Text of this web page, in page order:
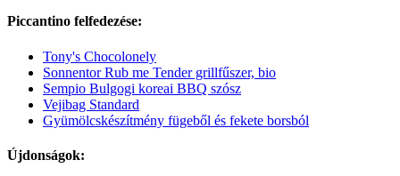
Piccantino felfedezése:
Tony's Chocolonely
Sonnentor Rub me Tender grillfűszer, bio
Sempio Bulgogi koreai BBQ szósz
Vejibag Standard
Gyümölcskészítmény fügeből és fekete borsból
Újdonságok: